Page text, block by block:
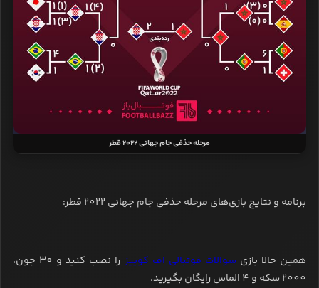
مرحله حذفی جام جهانی ۲۰۲۲ قطر
برنامه و نتایج بازی‌های مرحله حذفی جام جهانی 2022 قطر:
همین حالا بازیسوالات فوتبالی اف کوییز
را نصب کنید و 30 جون،
2000 سکه و 4 الماس رایگان بگیرید.